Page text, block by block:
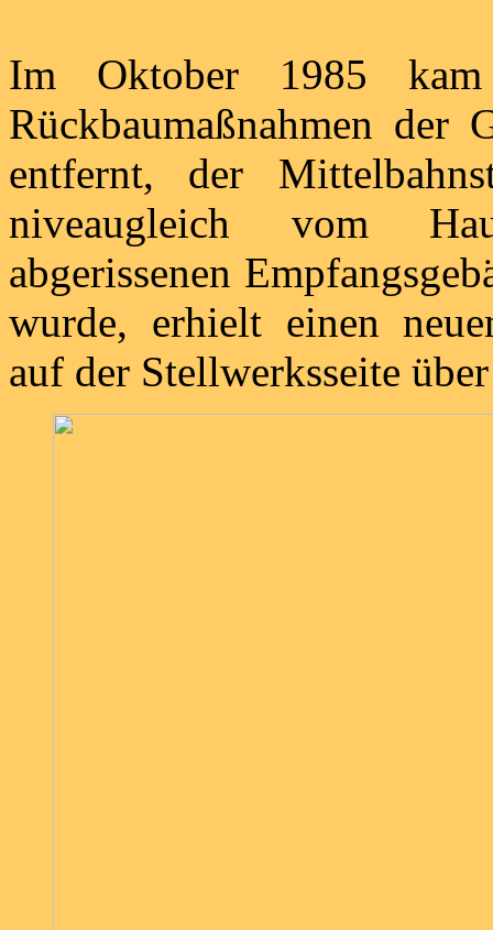
Im Oktober 1985
Rückbaumaßnahmen der
entfernt, der
niveaugleich vom
abgerissenen
wurde, erhielt einen
auf der Stellwerksseite